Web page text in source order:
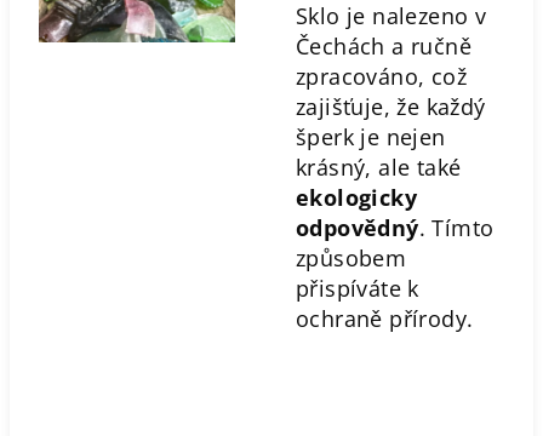
Sklo je nalezeno v
Čechách a ručně
zpracováno, což
zajišťuje, že každý
šperk je nejen
krásný, ale také
ekologicky
odpovědný. Tímto
způsobem
přispíváte k
ochraně přírody.